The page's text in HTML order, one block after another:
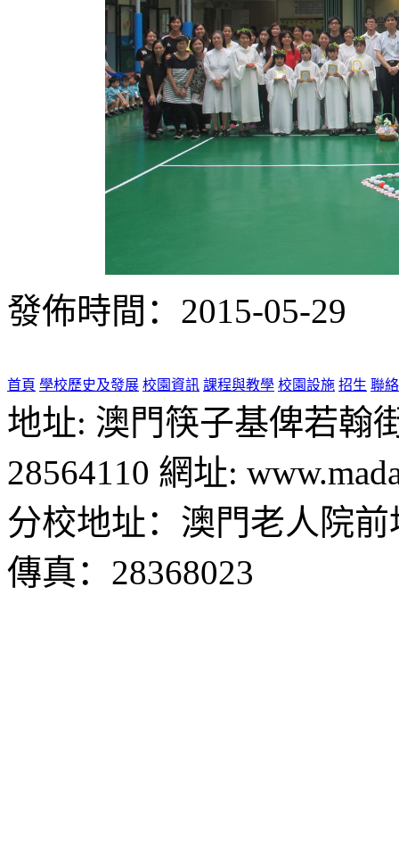
發佈時間：2015-05-29
首頁 學校歷史及發展 校園資訊 課程與教學 校園設施 招生 聯
地址: 澳門筷子基俾若翰
28564110 網址:
分校地址：澳門老人院
傳真：28368023